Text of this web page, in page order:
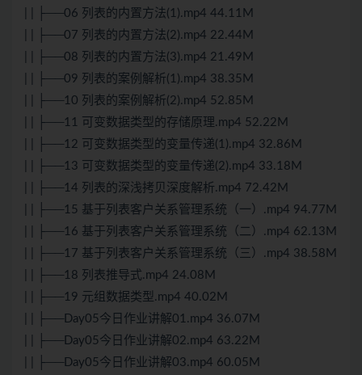
| | ├──06 列表的内置方法(1).mp4 44.11M
| | ├──07 列表的内置方法(2).mp4 22.44M
| | ├──08 列表的内置方法(3).mp4 21.49M
| | ├──09 列表的案例解析(1).mp4 38.35M
| | ├──10 列表的案例解析(2).mp4 52.85M
| | ├──11 可变数据类型的存储原理.mp4 52.22M
| | ├──12 可变数据类型的变量传递(1).mp4 32.86M
| | ├──13 可变数据类型的变量传递(2).mp4 33.18M
| | ├──14 列表的深浅拷贝深度解析.mp4 72.42M
| | ├──15 基于列表客户关系管理系统（一）.mp4 94.77M
| | ├──16 基于列表客户关系管理系统（二）.mp4 62.13M
| | ├──17 基于列表客户关系管理系统（三）.mp4 38.58M
| | ├──18 列表推导式.mp4 24.08M
| | ├──19 元组数据类型.mp4 40.02M
| | ├──Day05今日作业讲解01.mp4 36.07M
| | ├──Day05今日作业讲解02.mp4 63.22M
| | ├──Day05今日作业讲解03.mp4 60.05M